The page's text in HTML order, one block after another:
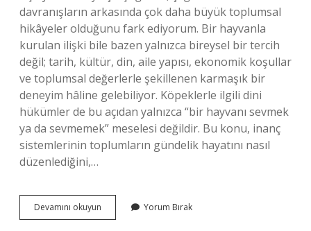
davranışların arkasında çok daha büyük toplumsal
hikâyeler olduğunu fark ediyorum. Bir hayvanla
kurulan ilişki bile bazen yalnızca bireysel bir tercih
değil; tarih, kültür, din, aile yapısı, ekonomik koşullar
ve toplumsal değerlerle şekillenen karmaşık bir
deneyim hâline gelebiliyor. Köpeklerle ilgili dini
hükümler de bu açıdan yalnızca “bir hayvanı sevmek
ya da sevmemek” meselesi değildir. Bu konu, inanç
sistemlerinin toplumların gündelik hayatını nasıl
düzenlediğini,…
Devamını okuyun Dinimizde
köpek
Yorum Bırak